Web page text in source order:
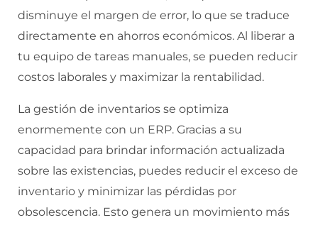
disminuye el margen de error, lo que se traduce
directamente en ahorros económicos. Al liberar a
tu equipo de tareas manuales, se pueden reducir
costos laborales y maximizar la rentabilidad.
La gestión de inventarios se optimiza
enormemente con un ERP. Gracias a su
capacidad para brindar información actualizada
sobre las existencias, puedes reducir el exceso de
inventario y minimizar las pérdidas por
obsolescencia. Esto genera un movimiento más